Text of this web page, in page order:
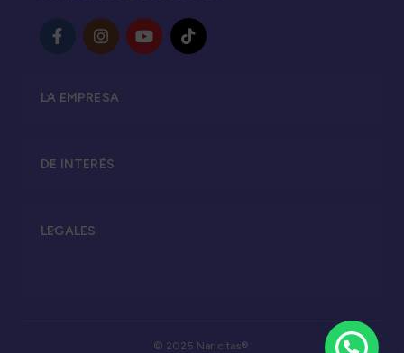
LA EMPRESA
DE INTERÉS
LEGALES
© 2025 Naricitas®.